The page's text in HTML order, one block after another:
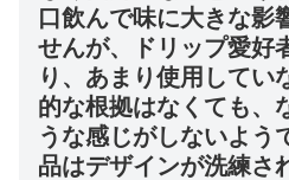
口飲んで味に大きな影
せんが、ドリップ愛好
り、あまり使用してい
的な根拠はなくても、
うな感じがしないよう
品はデザインが洗練さ